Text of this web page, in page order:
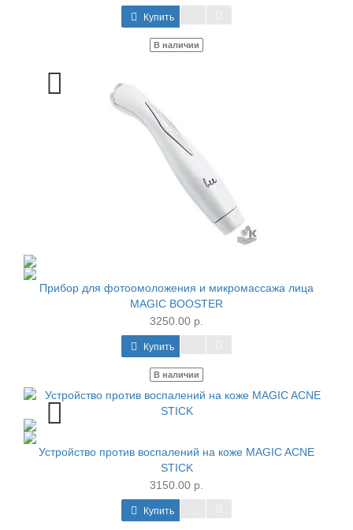
Купить
В наличии
Прибор для фотоомоложения и микромассажа лица
MAGIC BOOSTER
3250.00 р.
Купить
В наличии
Устройство против воспалений на коже MAGIC ACNE
STICK
3150.00 р.
Купить